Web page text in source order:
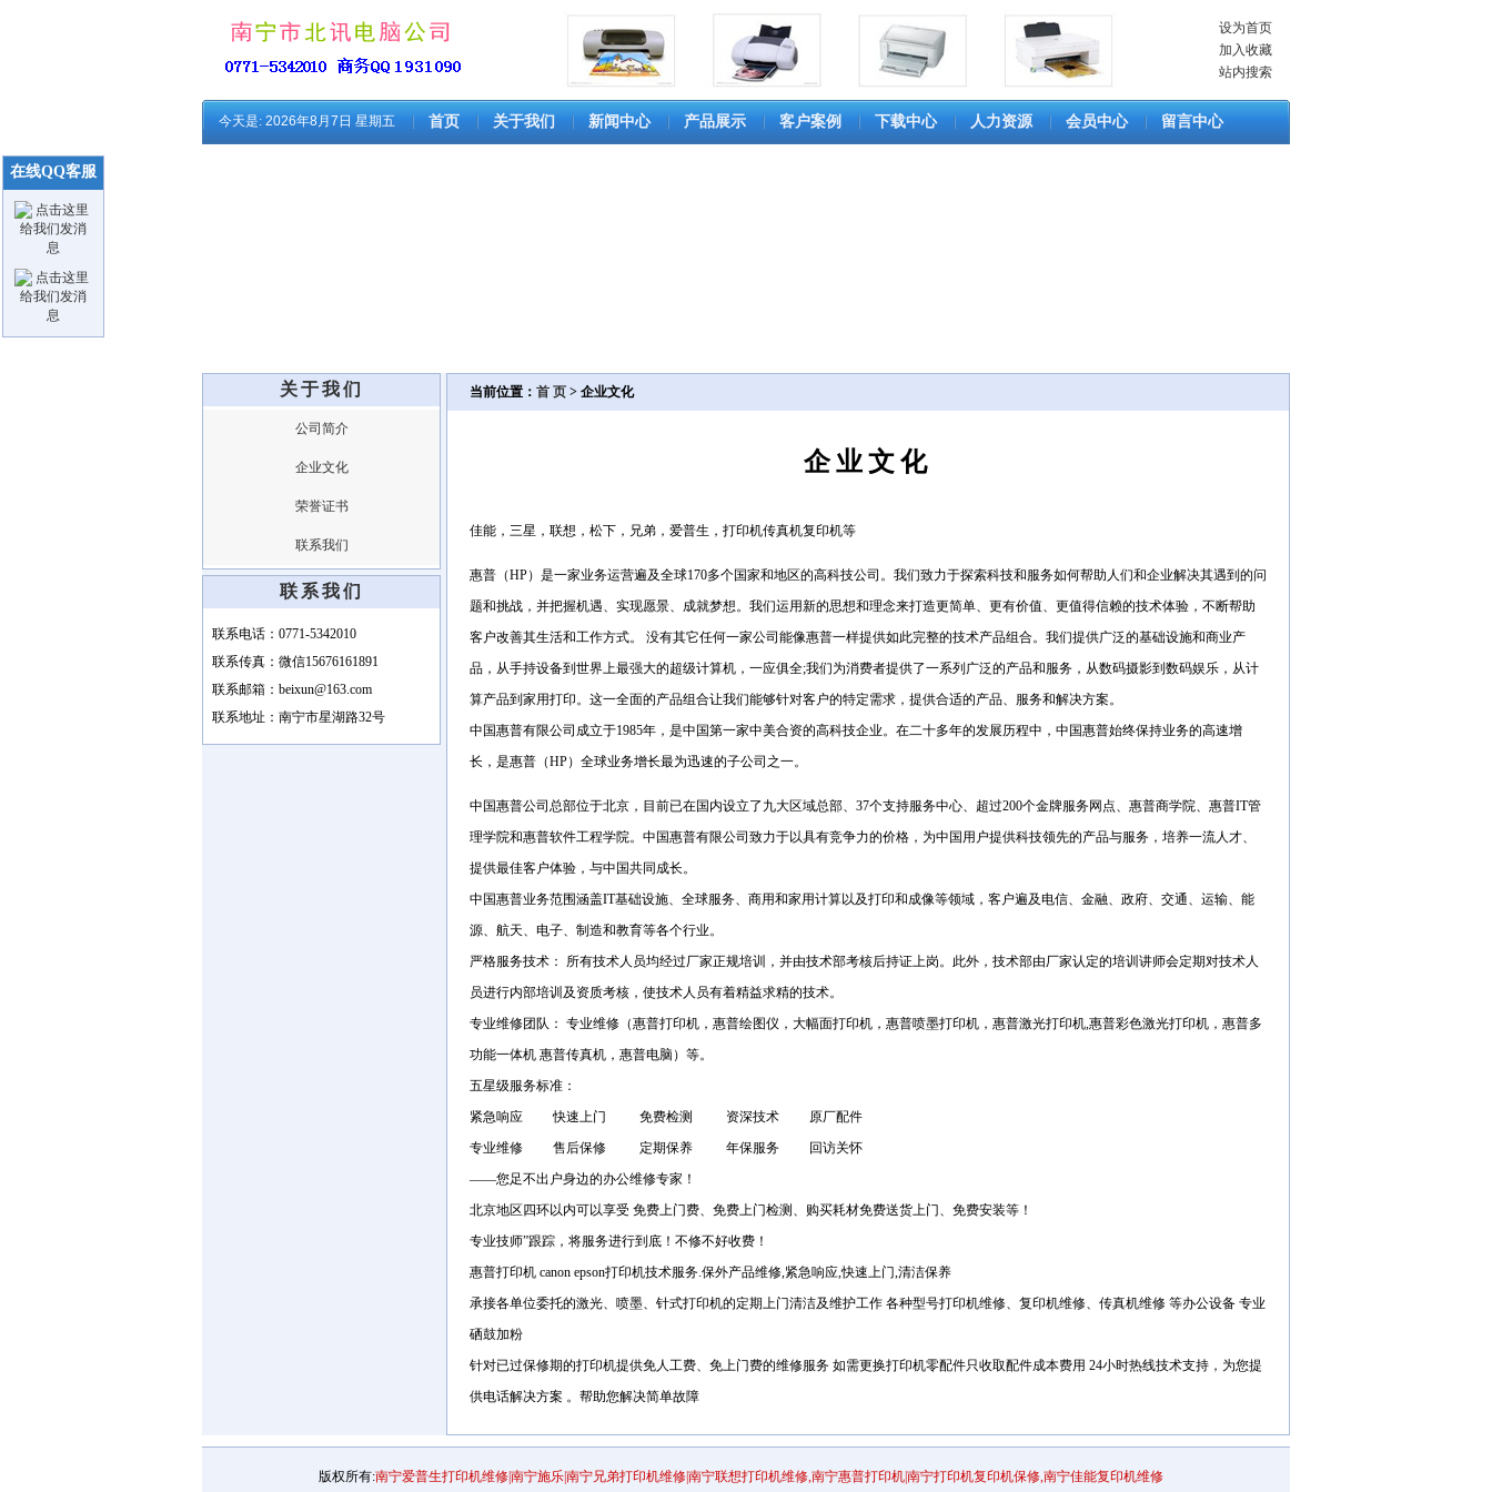
设为首页
加入收藏
站内搜索
今天是: 2026年8月7日 星期五 首页 关于我们 新闻中心 产品展示 客户案例 下载中心 人力资源 会员中心 留言中心
关于我们
公司简介
企业文化
荣誉证书
联系我们
联系我们
联系电话：0771-5342010
联系传真：微信15676161891
联系邮箱：beixun@163.com
联系地址：南宁市星湖路32号
当前位置： 首 页 > 企业文化
企业文化
佳能，三星，联想，松下，兄弟，爱普生，打印机传真机复印机等
惠普（HP）是一家业务运营遍及全球170多个国家和地区的高科技公司。我们致力于探索科技和服务如何帮助人们和企业解决其遇到的问
题和挑战，并把握机遇、实现愿景、成就梦想。我们运用新的思想和理念来打造更简单、更有价值、更值得信赖的技术体验，不断帮助
客户改善其生活和工作方式。 没有其它任何一家公司能像惠普一样提供如此完整的技术产品组合。我们提供广泛的基础设施和商业产
品，从手持设备到世界上最强大的超级计算机，一应俱全;我们为消费者提供了一系列广泛的产品和服务，从数码摄影到数码娱乐，从计
算产品到家用打印。这一全面的产品组合让我们能够针对客户的特定需求，提供合适的产品、服务和解决方案。
中国惠普有限公司成立于1985年，是中国第一家中美合资的高科技企业。在二十多年的发展历程中，中国惠普始终保持业务的高速增
长，是惠普（HP）全球业务增长最为迅速的子公司之一。
中国惠普公司总部位于北京，目前已在国内设立了九大区域总部、37个支持服务中心、超过200个金牌服务网点、惠普商学院、惠普IT管
理学院和惠普软件工程学院。中国惠普有限公司致力于以具有竞争力的价格，为中国用户提供科技领先的产品与服务，培养一流人才、
提供最佳客户体验，与中国共同成长。
中国惠普业务范围涵盖IT基础设施、全球服务、商用和家用计算以及打印和成像等领域，客户遍及电信、金融、政府、交通、运输、能
源、航天、电子、制造和教育等各个行业。
严格服务技术： 所有技术人员均经过厂家正规培训，并由技术部考核后持证上岗。此外，技术部由厂家认定的培训讲师会定期对技术人
员进行内部培训及资质考核，使技术人员有着精益求精的技术。
专业维修团队： 专业维修（惠普打印机，惠普绘图仪，大幅面打印机，惠普喷墨打印机，惠普激光打印机,惠普彩色激光打印机，惠普多
功能一体机 惠普传真机，惠普电脑）等。
五星级服务标准：
紧急响应 快速上门 免费检测 资深技术 原厂配件
专业维修 售后保修 定期保养 年保服务 回访关怀
——您足不出户身边的办公维修专家！
北京地区四环以内可以享受 免费上门费、免费上门检测、购买耗材免费送货上门、免费安装等！
专业技师”跟踪，将服务进行到底！不修不好收费！
惠普打印机 canon epson打印机技术服务.保外产品维修,紧急响应,快速上门,清洁保养
承接各单位委托的激光、喷墨、针式打印机的定期上门清洁及维护工作 各种型号打印机维修、复印机维修、传真机维修 等办公设备 专业
硒鼓加粉
针对已过保修期的打印机提供免人工费、免上门费的维修服务 如需更换打印机零配件只收取配件成本费用 24小时热线技术支持，为您提
供电话解决方案 。帮助您解决简单故障
版权所有:南宁爱普生打印机维修|南宁施乐|南宁兄弟打印机维修|南宁联想打印机维修,南宁惠普打印机|南宁打印机复印机保修,南宁佳能复印机维修
在线QQ客服